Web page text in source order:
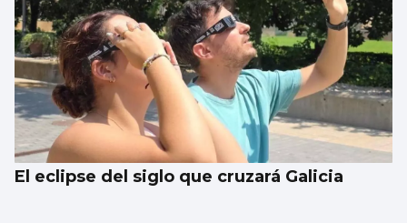
El eclipse del siglo que cruzará Galicia